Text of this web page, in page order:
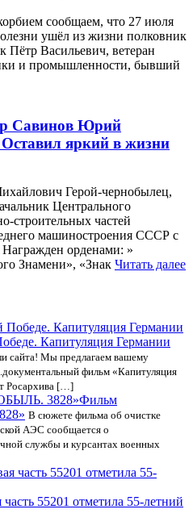
сообщаем, что 27 июля
ушёл из жизни полковник
Пётр Васильевич, ветеран
и промышленности, бывший
Савинов Юрий
яркий в жизни
Герой-чернобылец,
Центрального
строительных частей
машиностроения СССР с
Награжден орденами: »
Знамени», «Знак Читать далее
Капитуляция Германии
сайта! Мы предлагаем вашему
фильм «Капитуляция
Росархива […]
Фильм
В сюжете фильма об очистке
АЭС сообщается о
службы и курсантах военных
55201 отметила 55-летний